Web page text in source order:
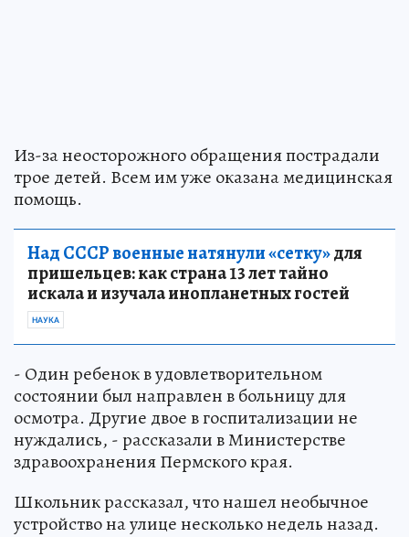
Из-за неосторожного обращения пострадали
трое детей. Всем им уже оказана медицинская
помощь.
Над СССР военные натянули «сетку»для
пришельцев: как страна 13 лет тайно
искала и изучала инопланетных гостей
НАУКА
- Один ребенок в удовлетворительном
состоянии был направлен в больницу для
осмотра. Другие двое в госпитализации не
нуждались, - рассказали в Министерстве
здравоохранения Пермского края.
Школьник рассказал, что нашел необычное
устройство на улице несколько недель назад.